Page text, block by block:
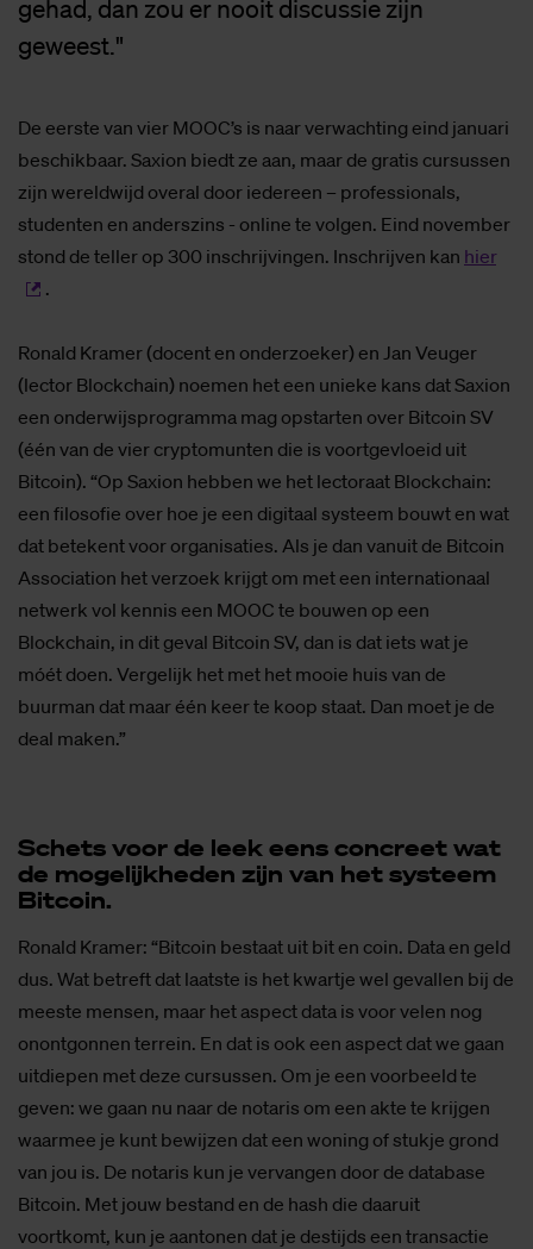
gehad, dan zou er nooit discussie zijn
geweest."
De eerste van vier MOOC’s is naar verwachting eind januari
beschikbaar. Saxion biedt ze aan, maar de gratis cursussen
zijn wereldwijd overal door iedereen – professionals,
studenten en anderszins - online te volgen. Eind november
stond de teller op 300 inschrijvingen. Inschrijven kan hier
.
Ronald Kramer (docent en onderzoeker) en Jan Veuger
(lector Blockchain) noemen het een unieke kans dat Saxion
een onderwijsprogramma mag opstarten over Bitcoin SV
(één van de vier cryptomunten die is voortgevloeid uit
Bitcoin). “Op Saxion hebben we het lectoraat Blockchain:
een filosofie over hoe je een digitaal systeem bouwt en wat
dat betekent voor organisaties. Als je dan vanuit de Bitcoin
Association het verzoek krijgt om met een internationaal
netwerk vol kennis een MOOC te bouwen op een
Blockchain, in dit geval Bitcoin SV, dan is dat iets wat je
móét doen. Vergelijk het met het mooie huis van de
buurman dat maar één keer te koop staat. Dan moet je de
deal maken.”
Schets voor de leek eens con­creet wat
de mo­ge­lijk­he­den zijn van het sys­teem
Bit­coin.
Ronald Kramer: “Bitcoin bestaat uit bit en coin. Data en geld
dus. Wat betreft dat laatste is het kwartje wel gevallen bij de
meeste mensen, maar het aspect data is voor velen nog
onontgonnen terrein. En dat is ook een aspect dat we gaan
uitdiepen met deze cursussen. Om je een voorbeeld te
geven: we gaan nu naar de notaris om een akte te krijgen
waarmee je kunt bewijzen dat een woning of stukje grond
van jou is. De notaris kun je vervangen door de database
Bitcoin. Met jouw bestand en de hash die daaruit
voortkomt, kun je aantonen dat je destijds een transactie